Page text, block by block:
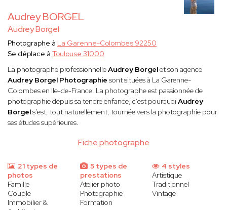
Audrey BORGEL
Audrey Borgel
Fiche photographe
Photographe à La Garenne-Colombes 92250
Se déplace à Toulouse 31000
La photographe professionnelleAudrey Borgelet son agence
Audrey Borgel Photographie sont situées à La Garenne-
Colombes en Ile-de-France. La photographe est passionnée de
photographie depuis sa tendre enfance, c’est pourquoi Audrey
Borgels’est, tout naturellement, tournée vers la photographie pour
ses études supérieures.
21 types de
photos
Famille
Couple
Immobilier &
5 types de
prestations
Atelier photo
Photographie
Formation
4 styles
Artistique
Traditionnel
Vintage